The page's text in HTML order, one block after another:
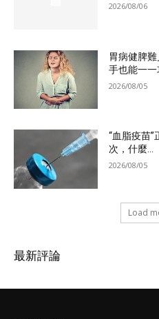
2026/08/06
胃病健脾
手也能一一
2026/08/05
“血脂疫苗
次，什麼...
2026/08/05
Load
最新評論